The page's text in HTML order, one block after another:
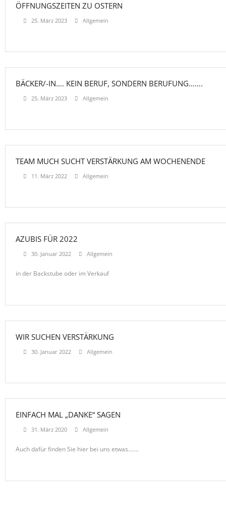
ÖFFNUNGSZEITEN ZU OSTERN
25. März 2023 Allgemein
BÄCKER/-IN…. KEIN BERUF, SONDERN BERUFUNG…….
25. März 2023 Allgemein
TEAM MUCH SUCHT VERSTÄRKUNG AM WOCHENENDE
11. März 2022 Allgemein
AZUBIS FÜR 2022
30. Januar 2022 Allgemein
in der Backstube oder im Verkauf
WIR SUCHEN VERSTÄRKUNG
30. Januar 2022 Allgemein
EINFACH MAL „DANKE“ SAGEN
31. März 2020 Allgemein
Auch dafür finden Sie hier bei uns etwas…….